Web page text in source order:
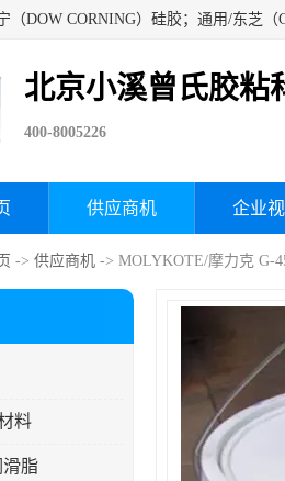
北京小溪曾氏胶粘
400-8005226
供应商机 企业
-> 供应商机 -> MOLYKOTE/摩力克 G-
料
滑脂